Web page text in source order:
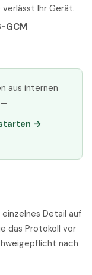
Ihr Gerät.
GCM
aus internen
—
→
einzelnes Detail auf
das Protokoll vor
nach